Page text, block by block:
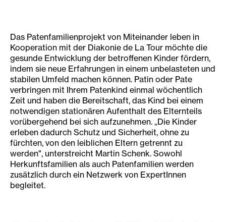
Das Patenfamilienprojekt von Miteinander leben in
Kooperation mit der Diakonie de La Tour möchte die
gesunde Entwicklung der betroffenen Kinder fördern,
indem sie neue Erfahrungen in einem unbelasteten und
stabilen Umfeld machen können. Patin oder Pate
verbringen mit Ihrem Patenkind einmal wöchentlich
Zeit und haben die Bereitschaft, das Kind bei einem
notwendigen stationären Aufenthalt des Elternteils
vorübergehend bei sich aufzunehmen. „Die Kinder
erleben dadurch Schutz und Sicherheit, ohne zu
fürchten, von den leiblichen Eltern getrennt zu
werden", unterstreicht Martin Schenk. Sowohl
Herkunftsfamilien als auch Patenfamilien werden
zusätzlich durch ein Netzwerk von ExpertInnen
begleitet.